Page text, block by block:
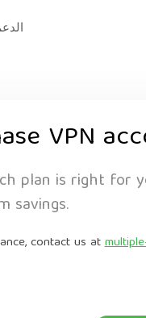
VPN
plan is right for
savings.
contact us at